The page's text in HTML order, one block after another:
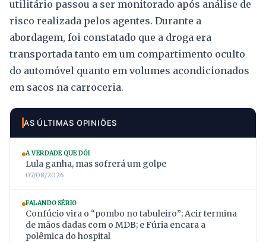
utilitário passou a ser monitorado após análise de
risco realizada pelos agentes. Durante a
abordagem, foi constatado que a droga era
transportada tanto em um compartimento oculto
do automóvel quanto em volumes acondicionados
em sacos na carroceria.
AS ÚLTIMAS OPINIÕES
A VERDADE QUE DÓI
Lula ganha, mas sofrerá um golpe
07/08/2026
FALANDO SÉRIO
Confúcio vira o “pombo no tabuleiro”; Acir termina
de mãos dadas com o MDB; e Fúria encara a
polêmica do hospital